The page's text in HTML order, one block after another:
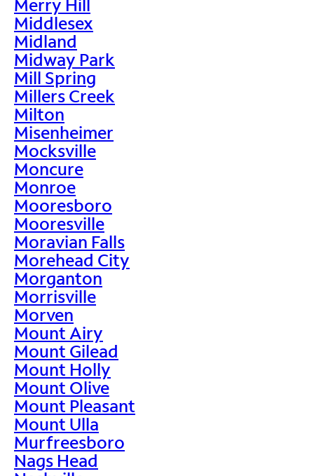
Merry Hill
Middlesex
Midland
Midway Park
Mill Spring
Millers Creek
Milton
Misenheimer
Mocksville
Moncure
Monroe
Mooresboro
Mooresville
Moravian Falls
Morehead City
Morganton
Morrisville
Morven
Mount Airy
Mount Gilead
Mount Holly
Mount Olive
Mount Pleasant
Mount Ulla
Murfreesboro
Nags Head